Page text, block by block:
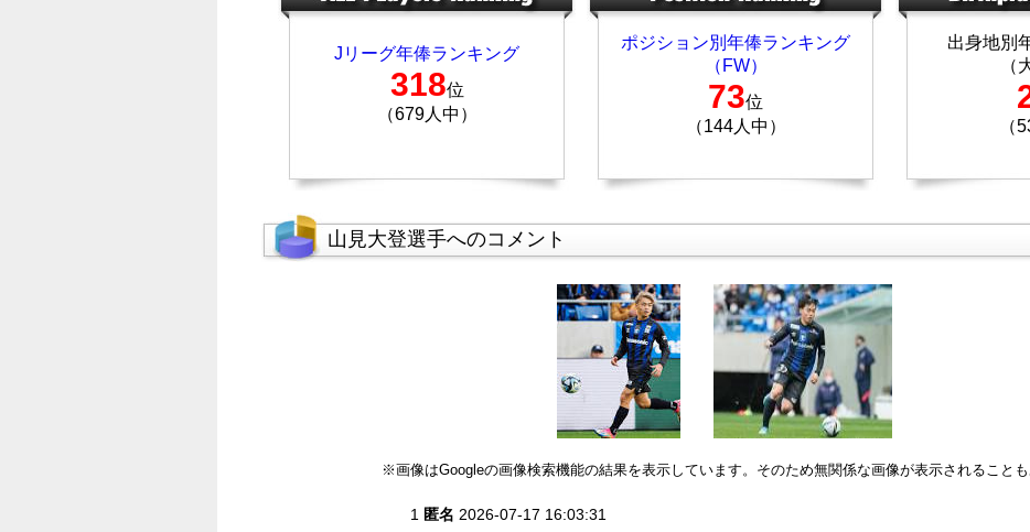
Jリーグ年俸ランキング
318位
（679人中）
ポジション別年俸ランキング
（FW）
73位
（144人中）
出身地別
（
（
山見大登選手へのコメント
※画像はGoogleの画像検索機能の結果を表示しています。そのため無関係な画像が表示されることも
1 匿名 2026-07-17 16:03:31